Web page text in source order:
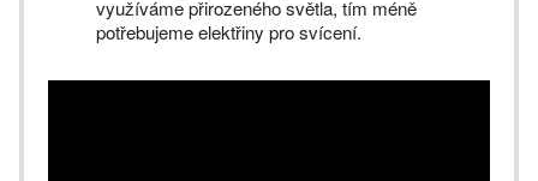
využíváme přirozeného světla, tím méně
potřebujeme elektřiny pro svícení.